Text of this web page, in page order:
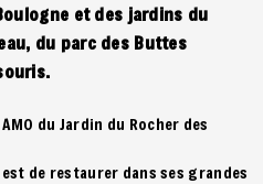
et des jardins du
du parc des Buttes
du Jardin du Rocher des
de restaurer dans ses grandes